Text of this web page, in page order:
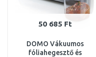
50 685 Ft
DOMO Vákuumos
fóliahegesztő és